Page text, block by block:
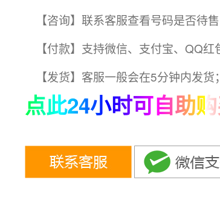
【咨询】联系客服查看号码是否待售
【付款】支持微信、支付宝、QQ
【发货】客服一般会在5分钟内发货；
点此24小时可自助